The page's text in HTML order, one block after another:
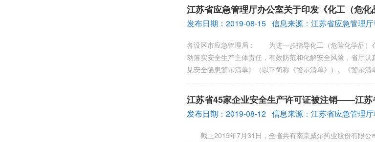
江苏省应急管理厅办公室关于印发《化工（危
号）
发布日期：2019-08-15 信息来源：江苏省应急管理
各设区市应急管理局： 为进一步指导化工（危险化学品）
动落实安全生产主体责任，有效防范和化解安全风险，省厅
见安全隐患警示清单》（以下简称《警示清单》）。《警示
江苏省45家企业安全生产许可证被注销——江苏
发布日期：2019-08-12 信息来源：江苏省应急管理
截止2019年7月31日，全省共有南京威尔药业股份有限公